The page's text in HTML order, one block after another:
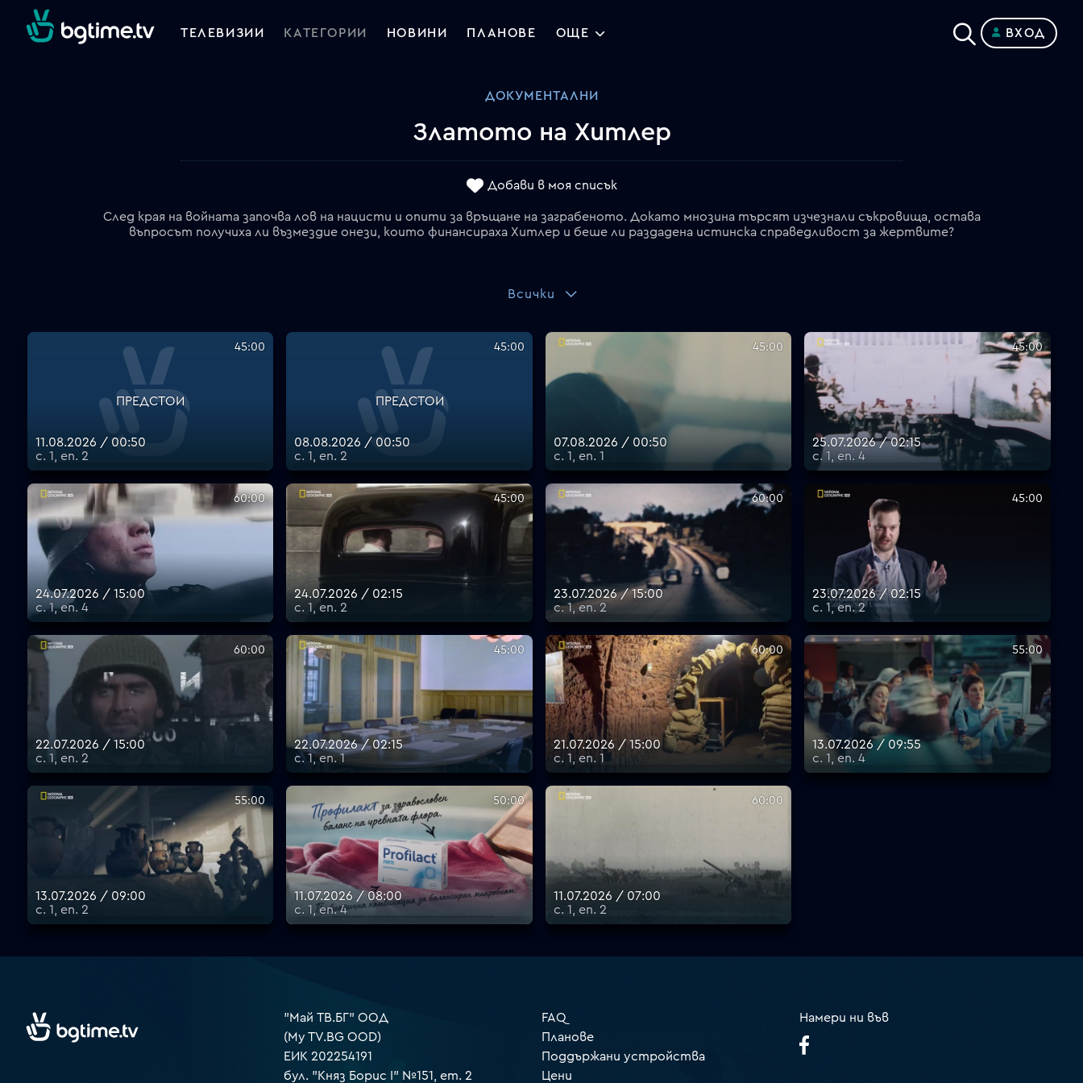
ТЕЛЕВИЗИИ КАТЕГОРИИ НОВИНИ ПЛАНОВЕ ОЩЕ ВХОД
ДОКУМЕНТАЛНИ
Златото на Хитлер
Добави в моя списък
След края на войната започва лов на нацисти и опити за връщане на заграбеното. Докато мнозина търсят изчезнали съкровища, остава
въпросът получиха ли възмездие онези, които финансираха Хитлер и беше ли раздадена истинска справедливост за жертвите?
Всички
ПРЕДСТОИ
45:00
11.08.2026 / 00:50
с. 1, еп. 2
ПРЕДСТОИ
45:00
08.08.2026 / 00:50
с. 1, еп. 2
45:00
07.08.2026 / 00:50
с. 1, еп. 1
45:00
25.07.2026 / 02:15
с. 1, еп. 4
60:00
24.07.2026 / 15:00
с. 1, еп. 4
45:00
24.07.2026 / 02:15
с. 1, еп. 2
60:00
23.07.2026 / 15:00
с. 1, еп. 2
45:00
23.07.2026 / 02:15
с. 1, еп. 2
60:00
22.07.2026 / 15:00
с. 1, еп. 2
45:00
22.07.2026 / 02:15
с. 1, еп. 1
60:00
21.07.2026 / 15:00
с. 1, еп. 1
55:00
13.07.2026 / 09:55
с. 1, еп. 4
55:00
13.07.2026 / 09:00
с. 1, еп. 2
50:00
11.07.2026 / 08:00
с. 1, еп. 4
60:00
11.07.2026 / 07:00
с. 1, еп. 2
"Май ТВ.БГ" ООД
(My TV.BG OOD)
ЕИК 202254191
бул. "Княз Борис I" №151, ет. 2
FAQ
Планове
Поддържани устройства
Цени
Намери ни във